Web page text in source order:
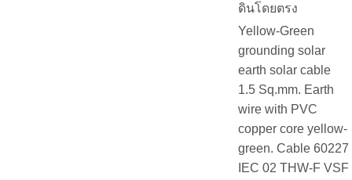
ดินโดยตรง
Yellow-Green
grounding solar
earth solar cable
1.5 Sq.mm. Earth
wire with PVC
copper core yellow-
green. Cable 60227
IEC 02 THW-F VSF